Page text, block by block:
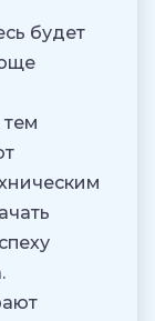
будет